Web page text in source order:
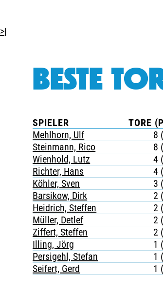
>|
BESTE
SPIELER TORE
Mehlhorn, Ulf
8
Steinmann, Rico
8
Wienhold, Lutz
4
Richter, Hans
4
Köhler, Sven
3
Barsikow, Dirk
2
Heidrich, Steffen
2
Müller, Detlef
2
Ziffert, Steffen
2
Illing, Jörg
1
Persigehl, Stefan
1
Seifert, Gerd
1